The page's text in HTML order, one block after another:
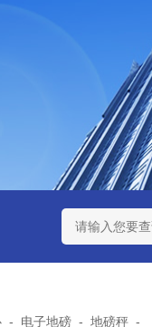
SCS-18米120吨
- 电子地磅 -地磅秤 -